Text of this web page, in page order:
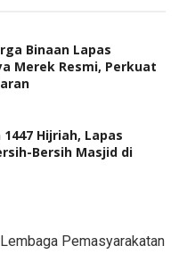
Binaan Lapas
Merek Resmi, Perkuat
Hijriah, Lapas
Bersih Masjid di
Pemasyarakatan